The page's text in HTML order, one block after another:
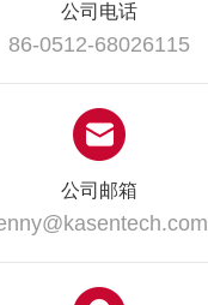
公司电话
86-0512-68026115
公司邮箱